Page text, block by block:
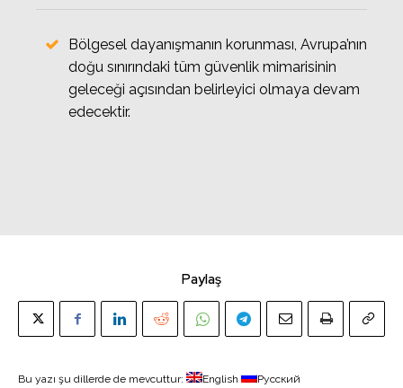
Bölgesel dayanışmanın korunması, Avrupa’nın
doğu sınırındaki tüm güvenlik mimarisinin
geleceği açısından belirleyici olmaya devam
edecektir.
Paylaş
Bu yazı şu dillerde de mevcuttur: English Русский